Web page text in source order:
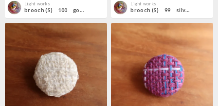
Light works
brooch (S) 100 gold×black
Light works
brooch (S) 99 silver×black